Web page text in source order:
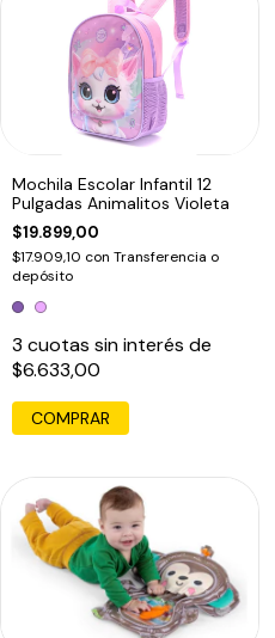
Mochila Escolar Infantil 12
Pulgadas Animalitos Violeta
$19.899,00
$17.909,10 con Transferencia o
depósito
3 cuotas sin interés de
$6.633,00
COMPRAR